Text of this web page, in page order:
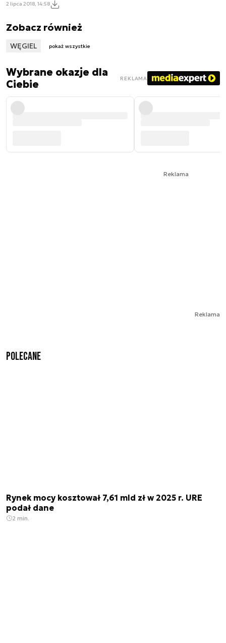
2 lipca 2018, 14:58
Zobacz również
WĘGIEL pokaż wszystkie
Wybrane okazje dla
Ciebie
REKLAMA
Reklama
Reklama
Polecane
Rynek mocy kosztował 7,61 mld zł w 2025 r. URE
podał dane
2 min.